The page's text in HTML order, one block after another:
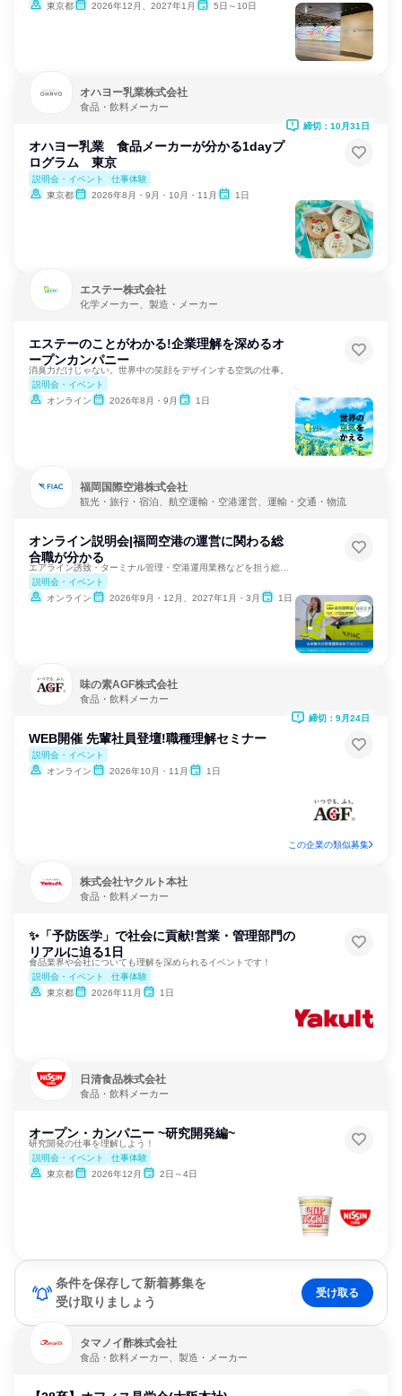
東京都
2026年12月、2027年1月 5日～10日
オハヨー乳業株式会社
食品・飲料メーカー
オハヨー乳業 食品メーカーが分かる1dayプ
ログラム 東京
説明会・イベント
仕事体験
東京都
2026年8月・9月・10月・11月 1日
締切：10月31日
エステー株式会社
化学メーカー、製造・メーカー
エステーのことがわかる!企業理解を深めるオ
ープンカンパニー
消臭力だけじゃない。世界中の笑顔をデザインする空気の仕事。
説明会・イベント
オンライン
2026年8月・9月 1日
福岡国際空港株式会社
観光・旅行・宿泊、航空運輸・空港運営、運輸・交通・物流
オンライン説明会|福岡空港の運営に関わる総
合職が分かる
説明会・イベント
オンライン
2026年9月・12月、2027年1月・3月 1日
味の素AGF株式会社
食品・飲料メーカー
WEB開催 先輩社員登壇!職種理解セミナー
説明会・イベント
オンライン
2026年10月・11月 1日
締切：9月24日
この企業の類似募集
株式会社ヤクルト本社
食品・飲料メーカー
✨「予防医学」で社会に貢献!営業・管理部門の
リアルに迫る1日
食品業界や会社についても理解を深められるイベントです！
説明会・イベント
仕事体験
東京都
2026年11月 1日
日清食品株式会社
食品・飲料メーカー
オープン・カンパニー ~研究開発編~
研究開発の仕事を理解しよう！
説明会・イベント
仕事体験
東京都
2026年12月 2日～4日
条件を保存して新着募集を
受け取りましょう
受け取る
タマノイ酢株式会社
食品・飲料メーカー、製造・メーカー